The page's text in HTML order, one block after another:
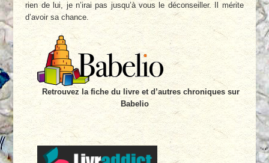
rien de lui, je n’irai pas jusqu’à vous le déconseiller. Il mérite
d’avoir sa chance.
Retrouvez la fiche du livre et d’autres chroniques sur
Babelio